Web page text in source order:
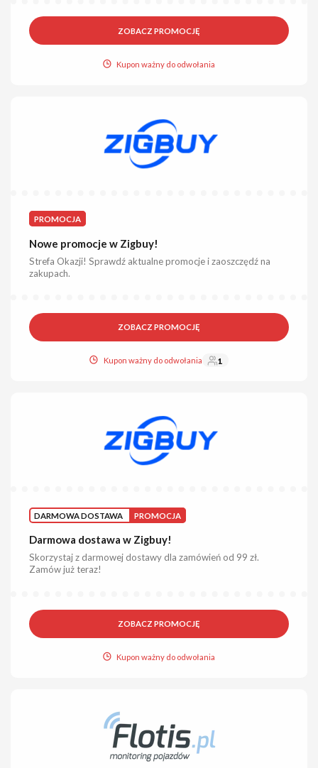
ZOBACZ PROMOCJĘ
Kupon ważny do odwołania
PROMOCJA
Nowe promocje w Zigbuy!
Strefa Okazji! Sprawdź aktualne promocje i zaoszczędź na
zakupach.
ZOBACZ PROMOCJĘ
Kupon ważny do odwołania 1
DARMOWA DOSTAWA PROMOCJA
Darmowa dostawa w Zigbuy!
Skorzystaj z darmowej dostawy dla zamówień od 99 zł.
Zamów już teraz!
ZOBACZ PROMOCJĘ
Kupon ważny do odwołania